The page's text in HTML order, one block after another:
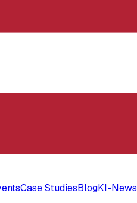
Case StudiesBlogKI-News